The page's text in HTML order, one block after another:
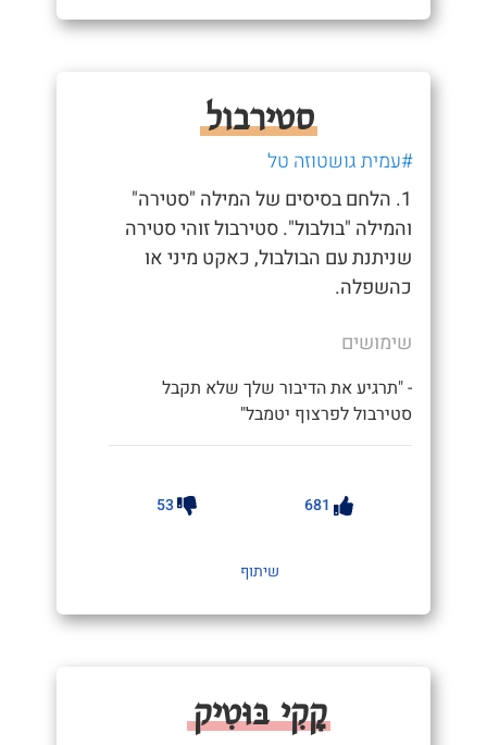
סטירבול
#עמית גושטוזה טל
1. הלחם בסיסים של המילה "סטירה"
והמילה "בולבול". סטירבול זוהי סטירה
שניתנת עם הבולבול, כאקט מיני או
כהשפלה.
שימושים
- "תרגיע את הדיבור שלך שלא תקבל
סטירבול לפרצוף יטמבל"
681
53
שיתוף
קָקִי בּוּטִיק